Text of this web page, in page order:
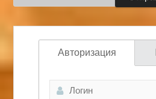
Авторизация